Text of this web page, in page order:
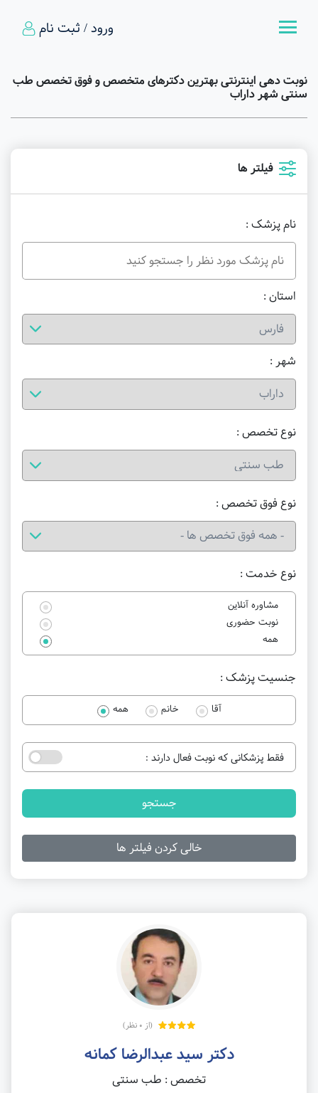
ورود / ثبت نام
نوبت دهی اینترنتی بهترین دکترهای متخصص و فوق تخصص طب
سنتی شهر داراب
فیلتر ها
نام پزشک :
استان :
شهر :
نوع خدمت :
مشاوره آنلاین
نوبت حضوری
همه
نوع تخصص :
نوع فوق تخصص :
جنسیت پزشک :
آقا خانم همه
فقط پزشکانی که نوبت فعال دارند :
جستجو
خالی کردن فیلتر ها
(از 0 نظر)
دکتر سید عبدالرضا کمانه
تخصص : طب سنتی